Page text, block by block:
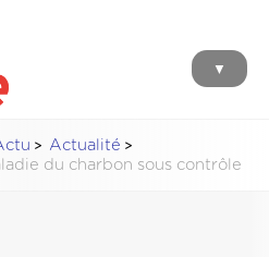
▼
Actualité
du charbon sous contrôle